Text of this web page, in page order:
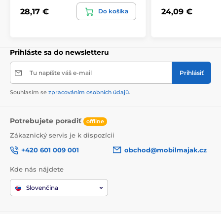
Kapacita baterie: 400 mAh
až 30 hodin (bez ANC)
Aktivní potlačení hluku (ANC):
Rozměry: 195 × 185 × 84 mm
Hmotnost:239 g
28,17 € Do košíka 24,09 €
Prihláste sa do newsletteru
Tu napíšte váš e-mail Prihlásiť
Souhlasím se zpracováním osobních údajů.
Potrebujete poradiť offline
Zákaznický servis je k dispozícii
+420 601 009 001
obchod@mobilmajak.cz
Kde nás nájdete
Slovenčina